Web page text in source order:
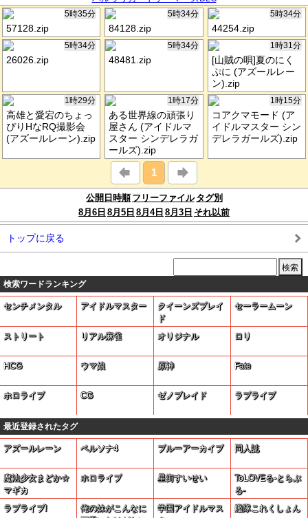
5時35分
57128.zip
5時34分
84128.zip
5時34分
44254.zip
5時34分
26026.zip
5時34分
48481.zip
1時31分
[山賊の唄]夏のにく
ぷに (アズールレー
ン).zip
1時29分
高雄と愛宕のちょっ
ぴりHなRQ撮影会
(アズールレーン).zip
1時17分
ある世界線の頑張り
屋さん (アイドルマ
スター シンデレラガ
ールズ).zip
1時15分
コアクマモード (ア
イドルマスター シン
デレラガールズ).zip
1
公開日時順 フリーファイル タグ別
8月6日 8月5日 8月4日 8月3日 それ以前
トップに戻る
検索ワードランキング
センチメンタル アイドルマスター
クイーンズブレイ
ド
セーラームーン
ストリート リアル麻雀 オリジナル ロリ
HCG ウマ娘 原神 Fate
ホロライブ CG ゼノブレイド ラブライブ
最近登録されたタグ
アズールレーン ペルソナ4 ブルーアーカイブ 同人誌
魔法少女まどか☆
マギカ
ホロライブ 星街すいせい
ToLOVEる-とらぶ
る-
ラブライブ!
俺の妹がこんなに
学園アイドルマス
艦隊これくしょん